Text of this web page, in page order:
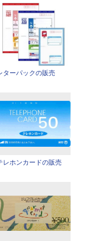
ターパックの販売
レホンカードの販売